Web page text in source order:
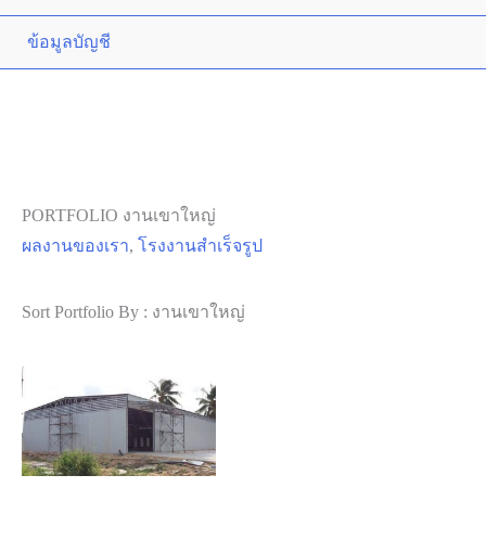
ข้อมูลบัญชี
PORTFOLIO งานเขาใหญ่
ผลงานของเรา, โรงงานสำเร็จรูป
Sort Portfolio By : งานเขาใหญ่